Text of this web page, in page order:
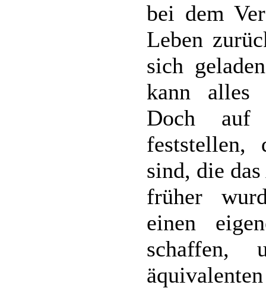
bei dem
Leben
sich
kann alles
Doch auf
sind, die
früher
einen